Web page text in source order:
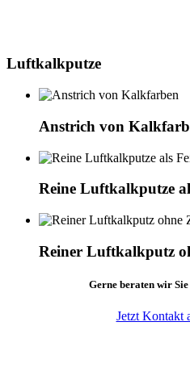
Luftkalkputze
Anstrich von
Reine Luftkalkputze
Reiner Luftkalkputz
Gerne beraten wir
Jetzt Kontakt